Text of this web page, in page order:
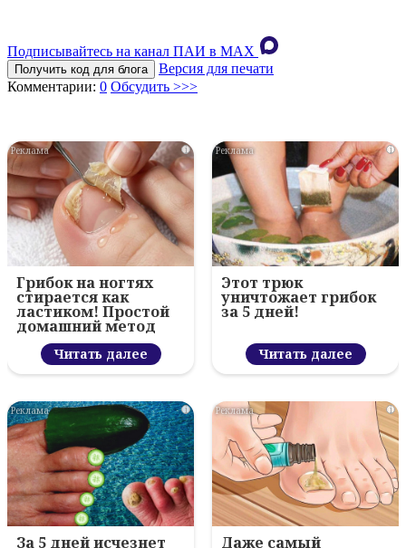
Подписывайтесь на канал ПАИ в MAХ
Получить код для блога
Версия для печати
Комментарии: 0 Обсудить >>>
i
Грибок на ногтях
стирается как
ластиком! Простой
домашний метод
Читать далее
i
Этот трюк
уничтожает грибок
за 5 дней!
Читать далее
i
За 5 дней исчезнет
i
Даже самый